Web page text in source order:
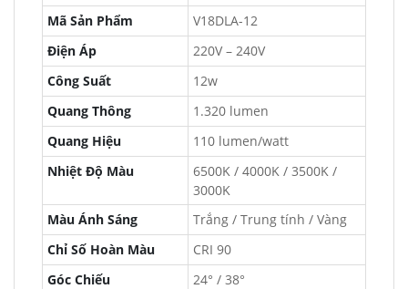
Mã Sản Phẩm
V18DLA-12
Điện Áp
220V – 240V
Công Suất
12w
Quang Thông
1.320 lumen
Quang Hiệu
110 lumen/watt
Nhiệt Độ Màu
6500K / 4000K / 3500K /
3000K
Màu Ánh Sáng
Trắng / Trung tính / Vàng
Chỉ Số Hoàn Màu
CRI 90
Góc Chiếu
24° / 38°